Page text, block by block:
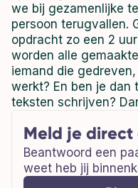
we bij gezamenlijke
persoon terugvallen.
opdracht zo een 2
worden alle
iemand die
werkt? En ben je dan
teksten schrijven?
Meld je direct
Beantwoord een
weet heb jij